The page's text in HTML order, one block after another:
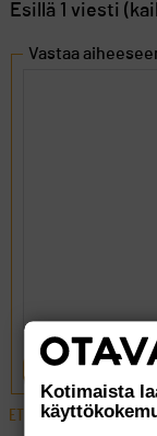
Esillä 1 viesti
Vastaa
LÄHETÄ
ETUSIVU›FOORUMIT›
Kotimaista